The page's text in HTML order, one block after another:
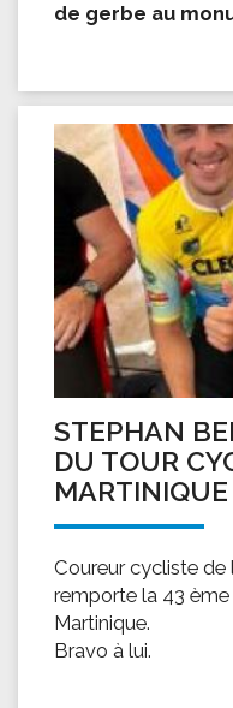
de gerbe au
STEPHAN
DU TOUR
Coureur cycliste de
remporte la 43
Martinique.
Bravo à lui.